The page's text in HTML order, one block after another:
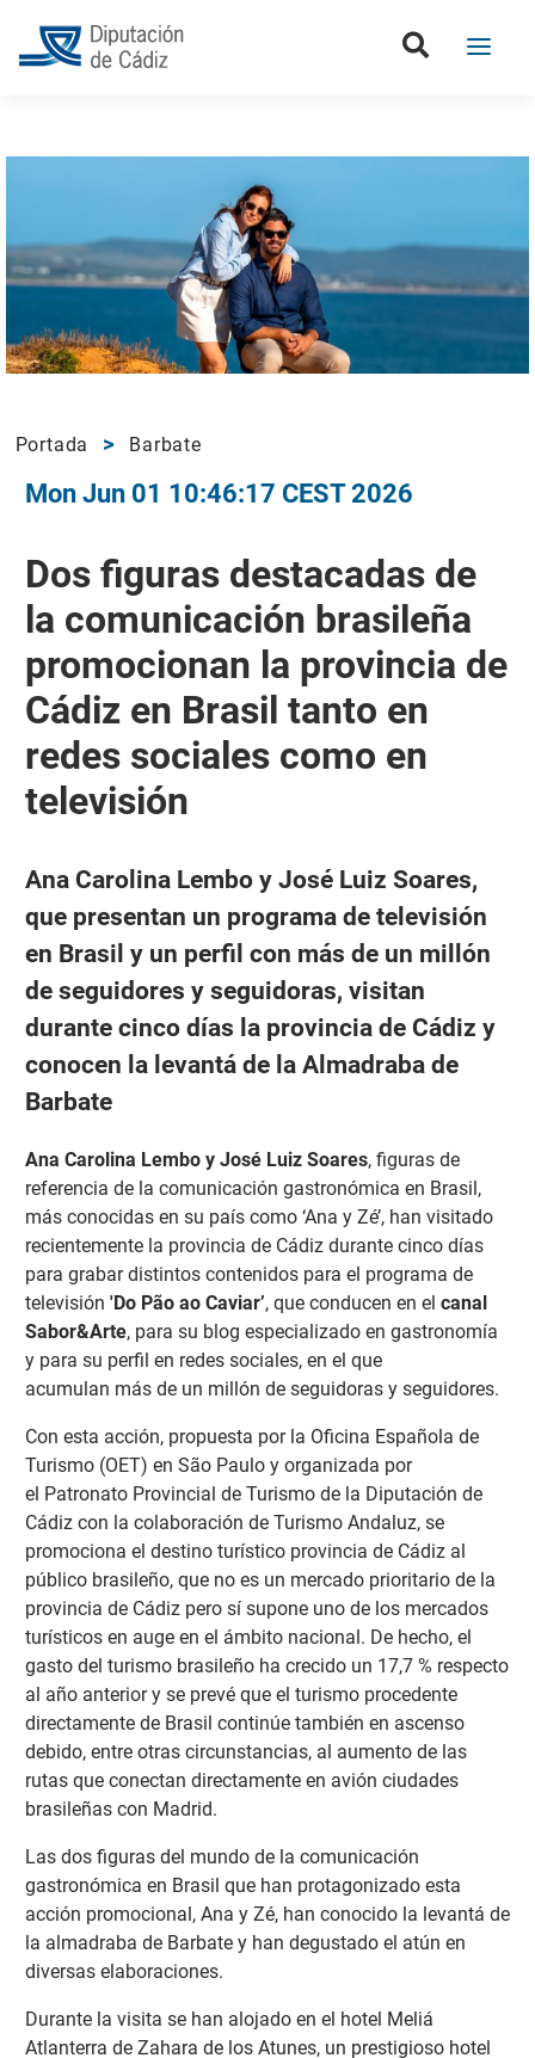
Portada Barbate
Mon Jun 01 10:46:17 CEST 2026
Dos figuras destacadas de
la comunicación brasileña
promocionan la provincia de
Cádiz en Brasil tanto en
redes sociales como en
televisión
Ana Carolina Lembo y José Luiz Soares,
que presentan un programa de televisión
en Brasil y un perfil con más de un millón
de seguidores y seguidoras, visitan
durante cinco días la provincia de Cádiz y
conocen la levantá de la Almadraba de
Barbate
Ana Carolina Lembo y José Luiz Soares, figuras de
referencia de la comunicación gastronómica en Brasil,
más conocidas en su país como ‘Ana y Zé’, han visitado
recientemente la provincia de Cádiz durante cinco días
para grabar distintos contenidos para el programa de
televisión 'Do Pão ao Caviar’, que conducen en el canal
Sabor&Arte, para su blog especializado en gastronomía
y para su perfil en redes sociales, en el que
acumulan más de un millón de seguidoras y seguidores.
Con esta acción, propuesta por la Oficina Española de
Turismo (OET) en São Paulo y organizada por
el Patronato Provincial de Turismo de la Diputación de
Cádiz con la colaboración de Turismo Andaluz, se
promociona el destino turístico provincia de Cádiz al
público brasileño, que no es un mercado prioritario de la
provincia de Cádiz pero sí supone uno de los mercados
turísticos en auge en el ámbito nacional. De hecho, el
gasto del turismo brasileño ha crecido un 17,7 % respecto
al año anterior y se prevé que el turismo procedente
directamente de Brasil continúe también en ascenso
debido, entre otras circunstancias, al aumento de las
rutas que conectan directamente en avión ciudades
brasileñas con Madrid.
Las dos figuras del mundo de la comunicación
gastronómica en Brasil que han protagonizado esta
acción promocional, Ana y Zé, han conocido la levantá de
la almadraba de Barbate y han degustado el atún en
diversas elaboraciones.
Durante la visita se han alojado en el hotel Meliá
Atlanterra de Zahara de los Atunes, un prestigioso hotel